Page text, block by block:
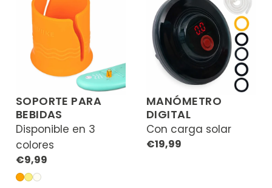
SOPORTE PARA
BEBIDAS
Disponible en 3
colores
Precio
regular
€9,99
Naranja
Amarillo
Blanco
MANÓMETRO
DIGITAL
Con carga solar
Precio
€19,99